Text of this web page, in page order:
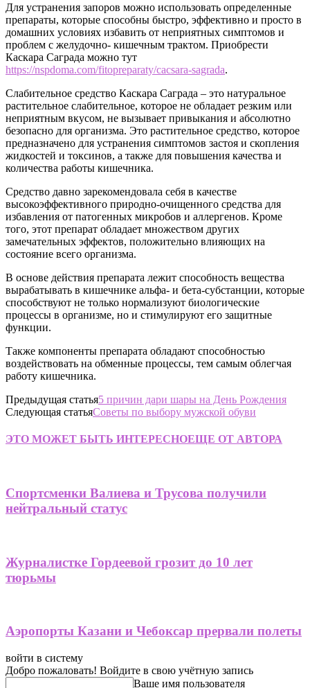
Для устранения запоров можно использовать определенные
препараты, которые способны быстро, эффективно и просто в
домашних условиях избавить от неприятных симптомов и
проблем с желудочно- кишечным трактом. Приобрести
Каскара Саграда можно тут
https://nspdoma.com/fitopreparaty/cacsara-sagrada.
Слабительное средство Каскара Саграда – это натуральное
растительное слабительное, которое не обладает резким или
неприятным вкусом, не вызывает привыкания и абсолютно
безопасно для организма. Это растительное средство, которое
предназначено для устранения симптомов застоя и скопления
жидкостей и токсинов, а также для повышения качества и
количества работы кишечника.
Средство давно зарекомендовала себя в качестве
высокоэффективного природно-очищенного средства для
избавления от патогенных микробов и аллергенов. Кроме
того, этот препарат обладает множеством других
замечательных эффектов, положительно влияющих на
состояние всего организма.
В основе действия препарата лежит способность вещества
вырабатывать в кишечнике альфа- и бета-субстанции, которые
способствуют не только нормализуют биологические
процессы в организме, но и стимулируют его защитные
функции.
Также компоненты препарата обладают способностью
воздействовать на обменные процессы, тем самым облегчая
работу кишечника.
Предыдущая статья5 причин дари шары на День Рождения
Следующая статьяСоветы по выбору мужской обуви
ЭТО МОЖЕТ БЫТЬ ИНТЕРЕСНОЕЩЕ ОТ АВТОРА
Спортсменки Валиева и Трусова получили
нейтральный статус
Журналистке Гордеевой грозит до 10 лет
тюрьмы
Аэропорты Казани и Чебоксар прервали полеты
войти в систему
Добро пожаловать! Войдите в свою учётную запись
Ваше имя пользователя